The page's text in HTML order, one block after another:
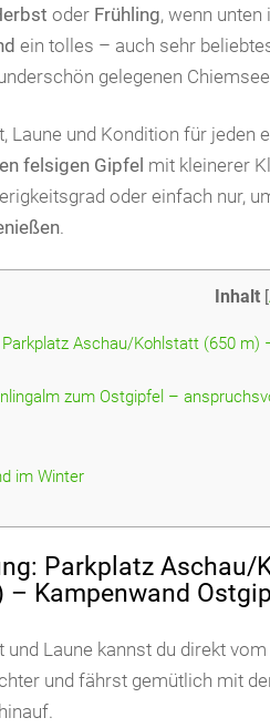
oder Frühling, wenn unten
ein tolles – auch sehr
gelegenen
Laune und Kondition für jeden
felsigen Gipfel mit kleinerer
oder einfach nur,
.
Inhalt [
Parkplatz Aschau/Kohlstatt (650
zum Ostgipfel –
im Winter
Parkplatz
– Kampenwand
und Laune kannst du direkt
und fährst gemütlich mit
hinauf.